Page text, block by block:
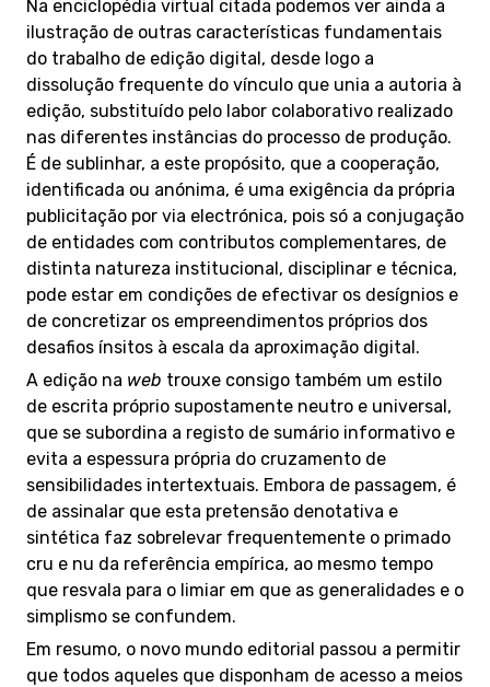
Na enciclopédia virtual citada podemos ver ainda a
ilustração de outras características fundamentais
do trabalho de edição digital, desde logo a
dissolução frequente do vínculo que unia a autoria à
edição, substituído pelo labor colaborativo realizado
nas diferentes instâncias do processo de produção.
É de sublinhar, a este propósito, que a cooperação,
identificada ou anónima, é uma exigência da própria
publicitação por via electrónica, pois só a conjugação
de entidades com contributos complementares, de
distinta natureza institucional, disciplinar e técnica,
pode estar em condições de efectivar os desígnios e
de concretizar os empreendimentos próprios dos
desafios ínsitos à escala da aproximação digital.
A edição na web trouxe consigo também um estilo
de escrita próprio supostamente neutro e universal,
que se subordina a registo de sumário informativo e
evita a espessura própria do cruzamento de
sensibilidades intertextuais. Embora de passagem, é
de assinalar que esta pretensão denotativa e
sintética faz sobrelevar frequentemente o primado
cru e nu da referência empírica, ao mesmo tempo
que resvala para o limiar em que as generalidades e o
simplismo se confundem.
Em resumo, o novo mundo editorial passou a permitir
que todos aqueles que disponham de acesso a meios